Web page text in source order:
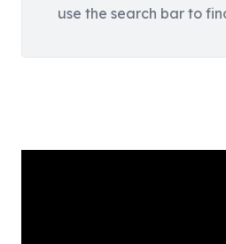
use the search bar to